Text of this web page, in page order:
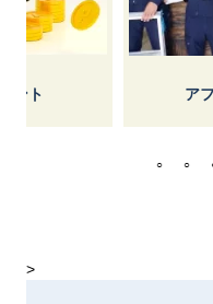
ント ア
>